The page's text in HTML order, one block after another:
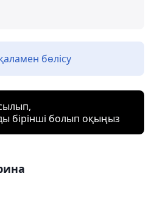
бөлісу
бірінші болып оқыңыз